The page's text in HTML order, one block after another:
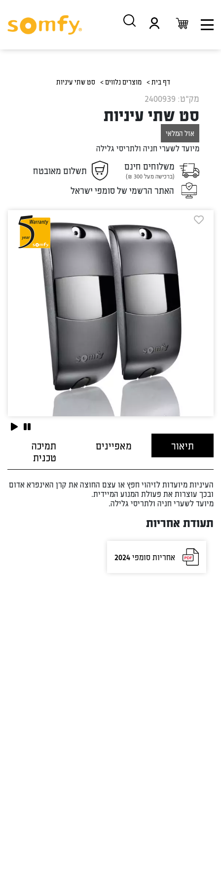
דף בית > מוצרים נלווים > סט שתי עיניות
אזל במלאי
מק"ט: 2400939
סט שתי עיניות
אזל המלאי
מיועד לשערי חניה ולתריסי גלילה
משלוחים חינם
(ברכישה מעל 300 ₪)
תשלום מאובטח
האתר הרשמי של סומפי ישראל
תיאור מאפיינים
תמיכה
טכנית
העיניות מיועדות לזיהוי חפץ או עצם החוצה את קרן האינפרא אדום
ובכך עוצרות את פעולת המנוע המיידית.
מיועד לשערי חניה ולתריסי גלילה.
תעודת אחריות
אחריות סומפי 2024